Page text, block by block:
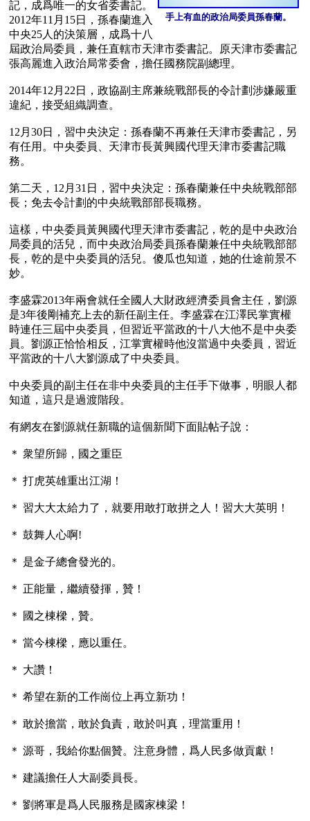
手上有血的政治局委員孫春蘭。
記，成爲唯一的女省委書記。
2012年11月15日，孫春蘭進入
中央25人的決策層，成爲十八
屆政治局委員，兼任直轄市天津市委書記。原天津市委書記
張高麗進入政治局常委會，擔任國務院副總理。
2014年12月22日，政協副主席兼統戰部長的令計劃涉嫌嚴重
違紀，接受組織調查。
12月30日，習中央決定：孫春蘭不再兼任天津市委書記，另
有任用。中央委員、天津市長黃興國代理天津市委書記職
務。
第二天，12月31日，習中央決定：孫春蘭兼任中央統戰部部
長；免去令計劃的中央統戰部部長職務。
這樣，中央委員黃興國代理天津市委書記，乾的是中央政治
局委員的活兒，而中央政治局委員孫春蘭兼任中央統戰部部
長，乾的是中央委員的活兒。傻瓜也知道，她的仕途前景不
妙。
李盛霖2013年兩會就任全國人大財政經濟委員會主任，劉源
是3年後剛補充上去的新任副主任。李盛霖在江澤民掌實權
時連任三屆中央委員，但習近平當政的十八大他不是中央委
員。劉源正恰恰相反，江掌實權時他沒當過中央委員，習近
平當政的十八大劉源成了中央委員。
中央委員的副主任在非中央委員的主任手下做事，明眼人都
知道，這只是過渡階段。
有網友在劉源就任新職的這個新聞下面貼帖子說：
＊ 衆望所歸，國之重臣
＊ 打虎英雄重出江湖！
＊ 習大大太給力了，就要用敢打敢拼之人！習大大英明！
＊ 鼓舞人心啊!
＊ 是金子總會發光的。
＊ 正能量，繼續發揮，贊！
＊ 國之棟樑，贊。
＊ 當今棟樑，應以重任。
＊ 大讚！
＊ 希望在新的工作崗位上再立新功！
＊ 敢於擔當，敢於負責，敢於叫真，理當重用！
＊ 源哥，我給你點個贊。注意身體，爲人民多做貢獻！
＊ 建議擔任人大副委員長。
＊ 劉將軍是爲人民服務是國家棟梁！